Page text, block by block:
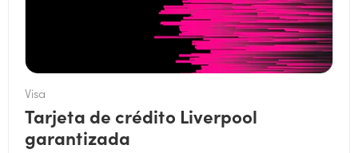
Visa
Tarjeta de crédito Liverpool
garantizada